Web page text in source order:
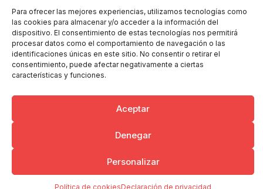
Para ofrecer las mejores experiencias, utilizamos tecnologías como
las cookies para almacenar y/o acceder a la información del
dispositivo. El consentimiento de estas tecnologías nos permitirá
procesar datos como el comportamiento de navegación o las
identificaciones únicas en este sitio. No consentir o retirar el
consentimiento, puede afectar negativamente a ciertas
características y funciones.
Aceptar
Denegar
Personalizar
Política de cookiesDeclaración de privacidad